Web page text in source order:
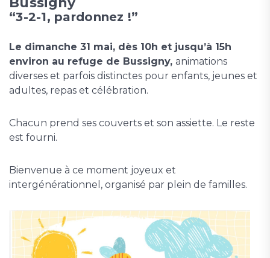
“3-2-1, pardonnez !”
Le dimanche 31 mai, dès 10h et jusqu’à 15h
environ au refuge de Bussigny, animations
diverses et parfois distinctes pour enfants, jeunes et
adultes, repas et célébration.
Chacun prend ses couverts et son assiette. Le reste
est fourni.
Bienvenue à ce moment joyeux et
intergénérationnel, organisé par plein de familles.